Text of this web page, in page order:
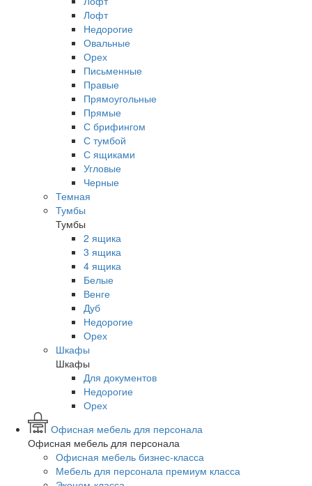
Лофт
Недорогие
Овальные
Орех
Письменные
Правые
Прямоугольные
Прямые
С брифингом
С тумбой
С ящиками
Угловые
Черные
Темная
Тумбы
Тумбы
2 ящика
3 ящика
4 ящика
Белые
Венге
Дуб
Недорогие
Орех
Шкафы
Шкафы
Для документов
Недорогие
Орех
Офисная мебель для персонала
Офисная мебель для персонала
Офисная мебель бизнес-класса
Мебель для персонала премиум класса